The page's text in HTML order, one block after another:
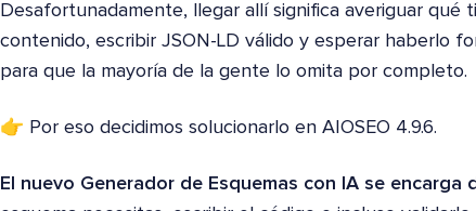
Desafortunadamente, llegar allí significa averiguar qué
contenido, escribir JSON-LD válido y esperar haberlo
para que la mayoría de la gente lo omita por completo.
👉 Por eso decidimos solucionarlo en AIOSEO 4.9.6.
El nuevo Generador de Esquemas con IA se encarga